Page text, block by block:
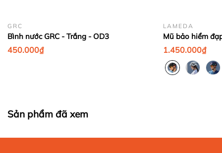
GRC
Bình nước GRC - Trắng - OD3
450.000₫
LAMEDA
1.450.000₫
Sản phẩm đã xem